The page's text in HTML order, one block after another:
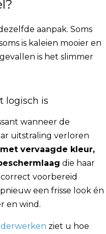
aanpak. Soms
is kaleien mooier en
is het slimmer
logisch is
wanneer de
uitstraling verloren
vervaagde kleur,
die haar
voorbereid
een frisse look én
en wind.
ziet u hoe